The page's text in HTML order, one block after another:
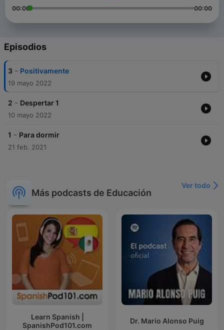
00:00 00:00
Episodios
3 - Positivamente
19 mayo 2022
2 - Despertar 1
10 mayo 2022
1 - Para dormir
21 feb. 2021
Más podcasts de Educación
Ver todo
Learn Spanish |
SpanishPod101.com
Dr. Mario Alonso Puig